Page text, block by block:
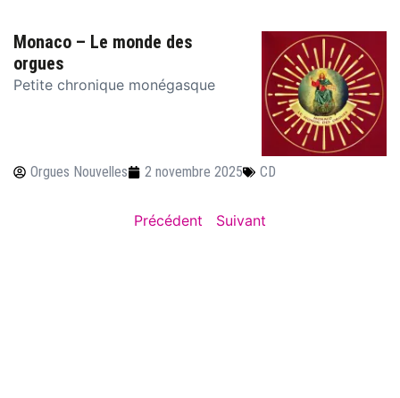
Monaco – Le monde des
orgues
Petite chronique monégasque
Orgues Nouvelles 2 novembre 2025 CD
Précédent Suivant